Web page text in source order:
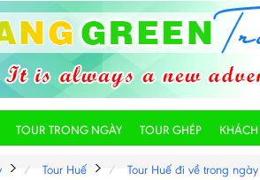
TOUR TRONG NGÀY TOUR GHÉP
Tour Huế Tour Huế đi về trong